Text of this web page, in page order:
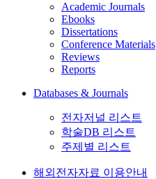
Academic Journals
Ebooks
Dissertations
Conference Materials
Reviews
Reports
Databases & Journals
전자저널 리스트
학술DB 리스트
주제별 리스트
해외전자자료 이용안내